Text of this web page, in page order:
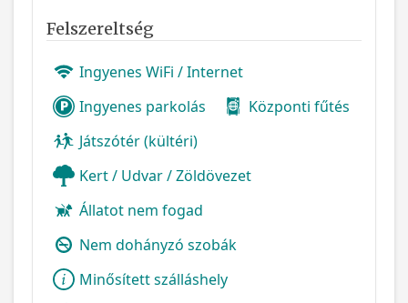
Felszereltség
Ingyenes WiFi / Internet
Ingyenes parkolás
Központi fűtés
Játszótér (kültéri)
Kert / Udvar / Zöldövezet
Állatot nem fogad
Nem dohányzó szobák
Minősített szálláshely